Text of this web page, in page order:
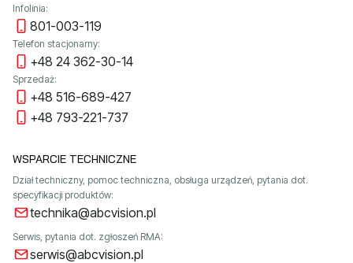
Infolinia:
801-003-119
Telefon stacjonarny:
+48 24 362-30-14
Sprzedaż:
+48 516-689-427
+48 793-221-737
WSPARCIE TECHNICZNE
Dział techniczny, pomoc techniczna, obsługa urządzeń, pytania dot.
specyfikacji produktów:
technika@abcvision.pl
Serwis, pytania dot. zgłoszeń RMA:
serwis@abcvision.pl